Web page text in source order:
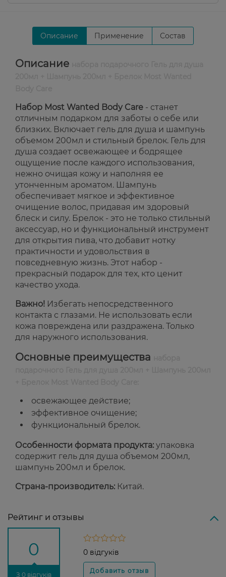
Описание Применение Состав
Описание
Набор Most Wanted Body Care - станет
отличным подарком для заботы о себе или
близких. Включает гель для душа и шампунь
объемом 200мл и стильный брелок. Гель для
душа создает освежающее и бодрящее
ощущение после каждого использования,
нежно очищая кожу и наполняя ее
утонченным ароматом. Шампунь
обеспечивает мягкое и эффективное
очищение волос, придавая им здоровый
блеск и силу. Брелок - это не только стильный
аксессуар, но и функциональный инструмент
для открытия пива, что добавит нотку
практичности и удовольствия в
повседневную жизнь. Этот набор -
прекрасный подарок для тех, кто ценит
качество ухода.
Важно! Избегать непосредственного
контакта с глазами. Не использовать если
кожа повреждена или раздражена. Только
для наружного использования.
Основные преимущества
освежающее действие;
эффективное очищение;
функциональный брелок.
Особенности формата продукта: упаковка
содержит гель для душа объемом 200мл,
шампунь 200мл и брелок.
Страна-производитель: Китай.
Рейтинг и отзывы
0
З 0 відгуків
0 відгуків